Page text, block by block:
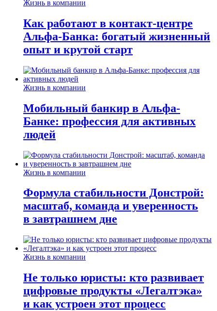
Жизнь в компании
Как работают в контакт-центре
Альфа-Банка: богатый жизненный
опыт и крутой старт
Жизнь в компании
Мобильный банкир в Альфа-
Банке: профессия для активных
людей
Жизнь в компании
Формула стабильности Донстрой:
масштаб, команда и уверенность
в завтрашнем дне
Жизнь в компании
Не только юристы: кто развивает
цифровые продукты «Легалтэка»
и как устроен этот процесс